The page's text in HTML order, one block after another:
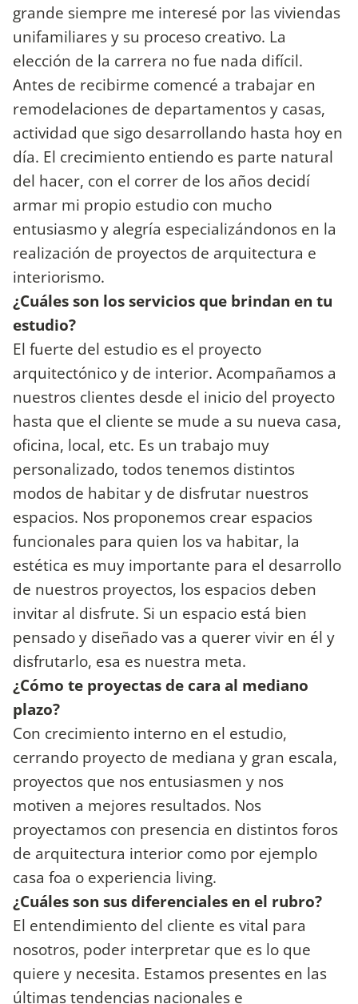
grande siempre me interesé por las viviendas
unifamiliares y su proceso creativo. La
elección de la carrera no fue nada difícil.
Antes de recibirme comencé a trabajar en
remodelaciones de departamentos y casas,
actividad que sigo desarrollando hasta hoy en
día. El crecimiento entiendo es parte natural
del hacer, con el correr de los años decidí
armar mi propio estudio con mucho
entusiasmo y alegría especializándonos en la
realización de proyectos de arquitectura e
interiorismo.
¿Cuáles son los servicios que brindan en tu
estudio?
El fuerte del estudio es el proyecto
arquitectónico y de interior. Acompañamos a
nuestros clientes desde el inicio del proyecto
hasta que el cliente se mude a su nueva casa,
oficina, local, etc. Es un trabajo muy
personalizado, todos tenemos distintos
modos de habitar y de disfrutar nuestros
espacios. Nos proponemos crear espacios
funcionales para quien los va habitar, la
estética es muy importante para el desarrollo
de nuestros proyectos, los espacios deben
invitar al disfrute. Si un espacio está bien
pensado y diseñado vas a querer vivir en él y
disfrutarlo, esa es nuestra meta.
¿Cómo te proyectas de cara al mediano
plazo?
Con crecimiento interno en el estudio,
cerrando proyecto de mediana y gran escala,
proyectos que nos entusiasmen y nos
motiven a mejores resultados. Nos
proyectamos con presencia en distintos foros
de arquitectura interior como por ejemplo
casa foa o experiencia living.
¿Cuáles son sus diferenciales en el rubro?
El entendimiento del cliente es vital para
nosotros, poder interpretar que es lo que
quiere y necesita. Estamos presentes en las
últimas tendencias nacionales e